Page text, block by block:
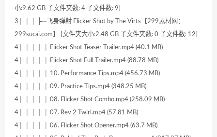
小:9.62 GB 子文件夹数: 4 子文件数: 9]
3│ │ │ ├─飞身弹射 Flicker Shot by The Virts【299素材网：
299sucai.com】 [文件夹大小:2.48 GB 子文件夹数: 0 子文件数: 12]
4│ │ │ │ │ Flicker Shot Teaser Trailer.mp4 (40.1 MB)
4│ │ │ │ │ Flicker Shot Full Trailer.mp4 (88.78 MB)
4│ │ │ │ │ 10. Performance Tips.mp4 (456.73 MB)
4│ │ │ │ │ 09. Practice Tips.mp4 (348.25 MB)
4│ │ │ │ │ 08. Flicker Shot Combo.mp4 (258.09 MB)
4│ │ │ │ │ 07. Rev 2 Twirl.mp4 (57.81 MB)
4│ │ │ │ │ 06. Flicker Shot Opener.mp4 (63.7 MB)